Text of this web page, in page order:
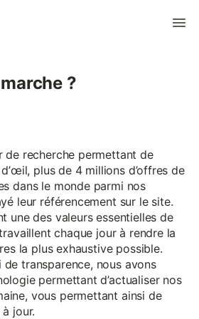
?
de recherche permettant de
plus de 4 millions d’offres de
dans le monde parmi nos
leur référencement sur le site.
une des valeurs essentielles de
chaque jour à rendre la
la plus exhaustive possible.
de transparence, nous avons
permettant d’actualiser nos
vous permettant ainsi de
jour.